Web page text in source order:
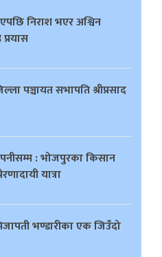
निराश भएर अश्विन
पञ्चायत सभापति श्रीप्रसाद
: भोजपुरका किसान
यात्रा
भण्डारीका एक जिउँदो